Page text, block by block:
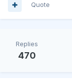
Quote
Replies
470